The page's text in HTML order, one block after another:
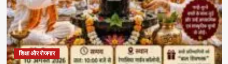
बदायूं
संकुल
का
आचार्य
अभ्यास
वर्ग
श्री
शिक्षा और रोजगार